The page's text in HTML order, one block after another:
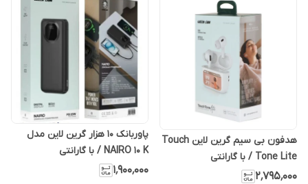
هدفون بی سیم گرین لاین Touch
Tone Lite / با گارانتی
۲٬۷۹۵٬۰۰۰
پاوربانک 10 هزار گرین لاین مدل
NAIRO 10 K / با گارانتی
۱٬۹۰۰٬۰۰۰